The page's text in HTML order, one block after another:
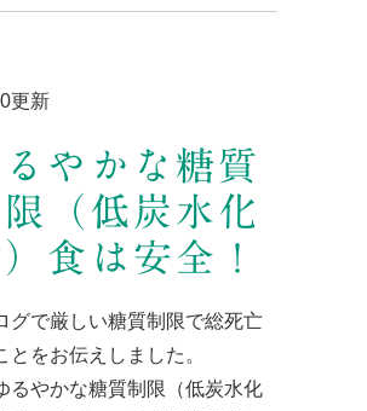
更新
るやかな糖質
（低炭水化
食は安全！
グで厳しい糖質制限で総死亡
とをお伝えしました。
るやかな糖質制限（低炭水化